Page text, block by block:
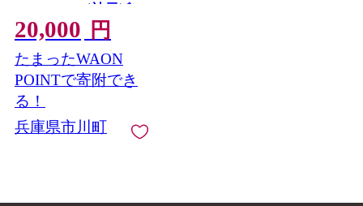
020OT01N.／神戸ビー
フ うで もも 化粧箱入
り 神戸ビーフ すき焼
き肉 太田牧場 太田家
黒毛和牛 霜降り 高級
牛肉 国産 アウトドア
キャンプ ギフト 贈答
品 贈り物 冷凍
20,000 円
たまったWAON
POINTで寄附でき
る！
兵庫県市川町